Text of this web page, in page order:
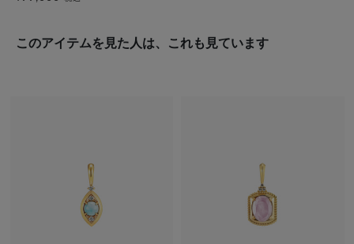
このアイテムを見た人は、これも見ています